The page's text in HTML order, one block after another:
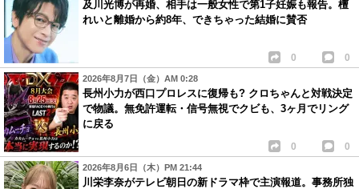
及川光博が再婚、相手は一般女性で第1子妊娠も報告。檀
れいと離婚から約8年、できちゃった結婚に賛否
0 0
2026年8月7日（金）AM 0:28
長州小力が西口プロレスに復帰も? クロちゃんと対戦決定
で物議。無免許運転・信号無視でクビも、3ヶ月でリング
に戻る
0 0
2026年8月6日（木）PM 21:44
川栄李奈がテレビ朝日の新ドラマ枠で主演報道。事務所独